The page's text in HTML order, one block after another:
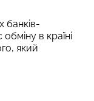
банків-
в країні
який